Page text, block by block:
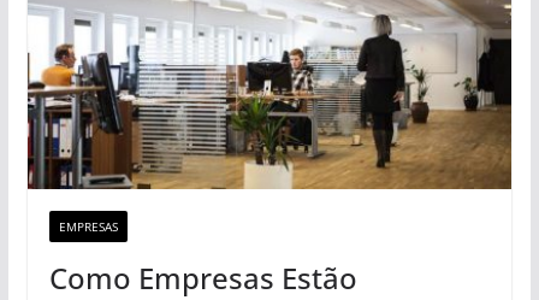
EMPRESAS
Como Empresas Estão